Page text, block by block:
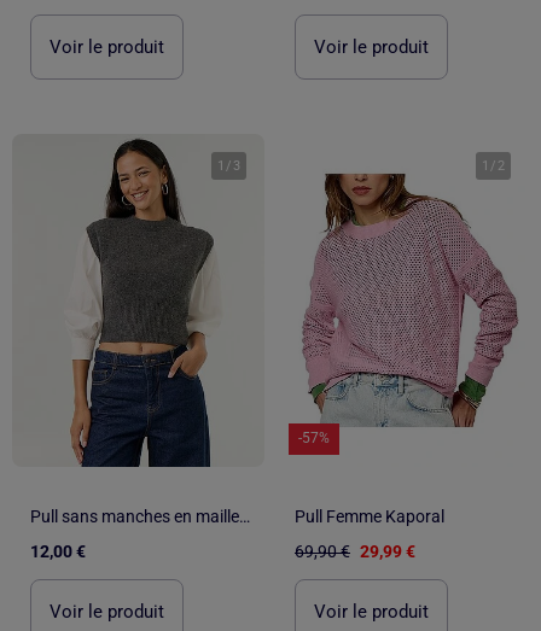
Voir le produit Voir le produit
1 / 3
Pull sans manches en maille grosse jauge
12,00 €
Voir le produit
1 / 2
-57%
Pull Femme Kaporal
69,90 € 29,99 €
Voir le produit